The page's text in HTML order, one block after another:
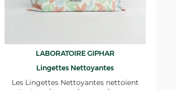
LABORATOIRE GIPHAR
Lingettes Nettoyantes
Les Lingettes Nettoyantes nettoient